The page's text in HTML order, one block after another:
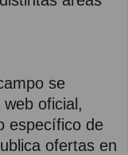
se
oficial,
específico de
ofertas en